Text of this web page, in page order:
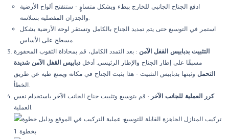
ادفع الجناح الجانبي للخارج ببطء وبشكل متساوٍ - ستنفتح ألواح الأرضية
والجدران المفصلية بسلاسة.
استمر في التوسيع حتى يتم تمديد الجناح بالكامل وتستقر لوحة الأرضية بشكل
مسطح على الأساس.
التثبيت بدبابيس القفل الآمن : بعد التمدد الكامل، قم بمحاذاة الثقوب المحفورة
مسبقًا على إطار الجناح والإطار الرئيسي. أدخل دبابيس القفل الآمن شديدة
التحمل وثبتها بدبابيس التثبيت - هذا يثبت الجناح في مكانه ويمنع طيه عن طريق
الخطأ.
كرر العملية للجانب الآخر : قم بتوسيع وتثبيت جناح الجانب الآخر باستخدام نفس
العملية.